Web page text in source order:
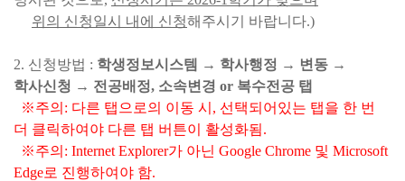
위의 신청일시 내에 신청해주시기 바랍니다.)
2. 신청방법 : 학생정보시스템 → 학사행정 → 변동 →
학사신청 → 전공배정, 소속변경 or 복수전공 탭
※주의: 다른 탭으로의 이동 시, 선택되어있는 탭을 한 번
더 클릭하여야 다른 탭 버튼이 활성화됨.
※주의: Internet Explorer가 아닌 Google Chrome 및 Microsoft
Edge로 진행하여야 함.